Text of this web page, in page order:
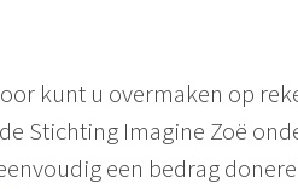
kunt u overmaken op
Stichting Imagine Zoë
een bedrag